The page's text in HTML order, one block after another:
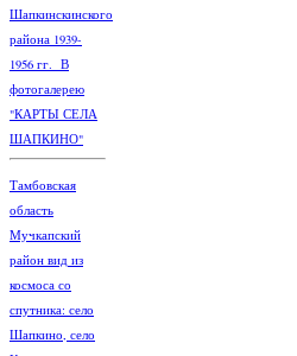
Шапкинскинского
района 1939-
1956 гг. В
фотогалерею
"КАРТЫ СЕЛА
ШАПКИНО"
Тамбовская
область
Мучкапский
район вид из
космоса со
спутника: село
Шапкино, село